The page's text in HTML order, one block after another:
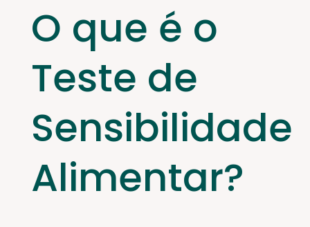
O que é o
Teste de
Sensibilidade
Alimentar?